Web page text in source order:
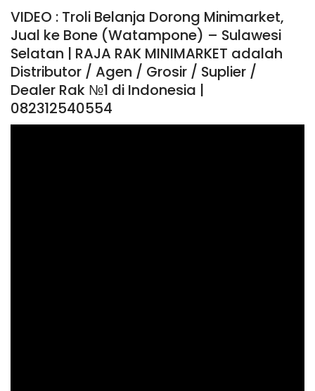
VIDEO : Troli Belanja Dorong Minimarket,
Jual ke Bone (Watampone) – Sulawesi
Selatan | RAJA RAK MINIMARKET adalah
Distributor / Agen / Grosir / Suplier /
Dealer Rak №1 di Indonesia |
082312540554